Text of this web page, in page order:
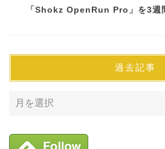
「Shokz OpenRun Pro」を3週
過去記事